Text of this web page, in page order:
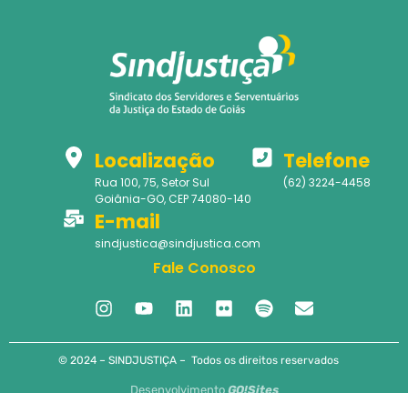
Localização
Rua 100, 75, Setor Sul
Goiânia-GO, CEP 74080-140
Telefone
(62) 3224-4458
E-mail
sindjustica@sindjustica.com
Fale Conosco
© 2024 – SINDJUSTIÇA – Todos os direitos reservados
Desenvolvimento GO!Sites